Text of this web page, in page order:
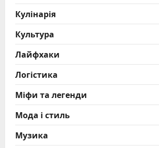
Кулінарія
Культура
Лайфхаки
Логістика
Міфи та легенди
Мода і стиль
Музика